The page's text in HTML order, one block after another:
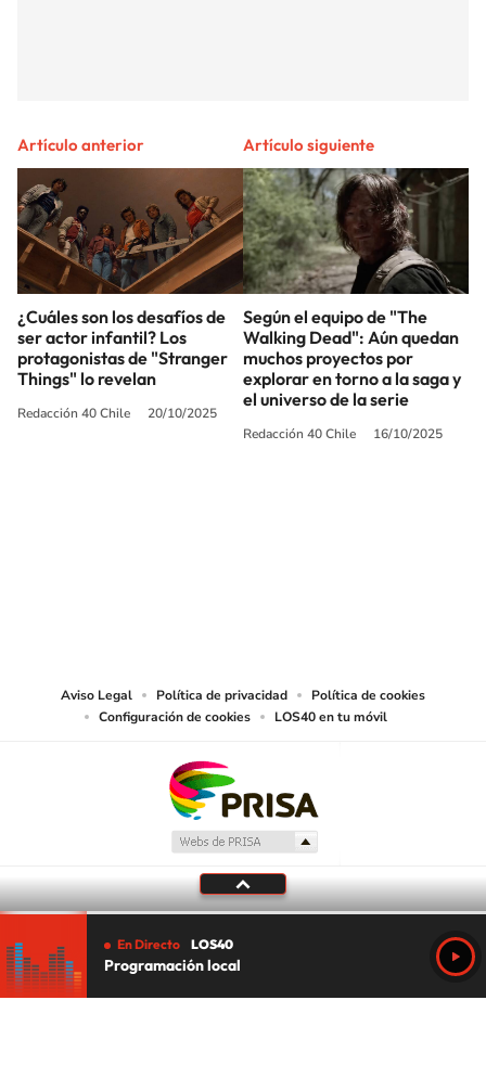
Artículo anterior
¿Cuáles son los desafíos de
ser actor infantil? Los
protagonistas de "Stranger
Things" lo revelan
Redacción 40 Chile 20/10/2025
Artículo siguiente
Según el equipo de "The
Walking Dead": Aún quedan
muchos proyectos por
explorar en torno a la saga y
el universo de la serie
Redacción 40 Chile 16/10/2025
Aviso Legal Política de privacidad
Política de cookies
Configuración de cookies
LOS40 en tu móvil
En Directo LOS40
Programación local